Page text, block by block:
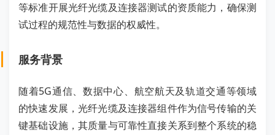
等标准开展光纤光缆及连接器测试的资质能力，确保测
试过程的规范性与数据的权威性。
服务背景
随着5G通信、数据中心、航空航天及轨道交通等领域
的快速发展，光纤光缆及连接器组件作为信号传输的关
键基础设施，其质量与可靠性直接关系到整个系统的稳